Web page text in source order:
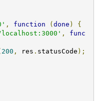
, function ( done )
{
,
func
200 , res . statusCode );